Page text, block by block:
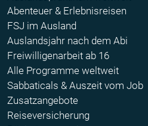
Abenteuer & Erlebnisreisen
FSJ im Ausland
Auslandsjahr nach dem Abi
Freiwilligenarbeit ab 16
Alle Programme weltweit
Sabbaticals & Auszeit vom Job
Zusatzangebote
Reiseversicherung